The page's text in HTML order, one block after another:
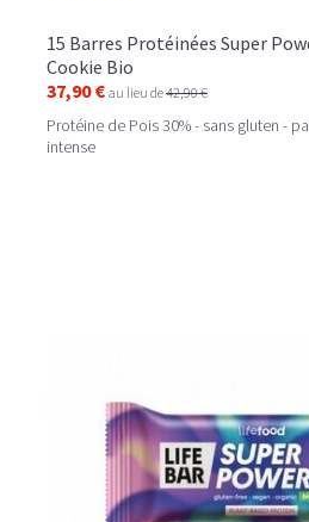
15 Barres Protéinées Super
Cookie Bio
37,90 € au lieu de42,90 €
Protéine de Pois 30% - sans gluten -
intense